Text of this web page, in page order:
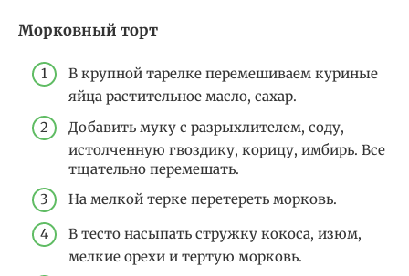
Морковный торт
В крупной тарелке перемешиваем куриные
яйца растительное масло, сахар.
Добавить муку с разрыхлителем, соду,
истолченную гвоздику, корицу, имбирь. Все
тщательно перемешать.
На мелкой терке перетереть морковь.
В тесто насыпать стружку кокоса, изюм,
мелкие орехи и тертую морковь.